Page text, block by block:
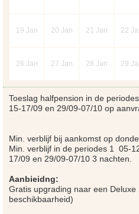
19 Jan 20 Jan 21 Jan 22
26 Jan 27 Jan 28 Jan 29
Toeslag halfpension in de
15-17/09 en 29/09-07/10 op
Min. verblijf bij aankomst op
Min. verblijf in de periodes 1 05-
17/09 en 29/09-07/10 3 nachten.
Aanbieidng:
Gratis upgrading naar een Deluxe
beschikbaarheid)